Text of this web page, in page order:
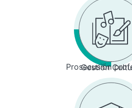
Prosecusión
Gestión